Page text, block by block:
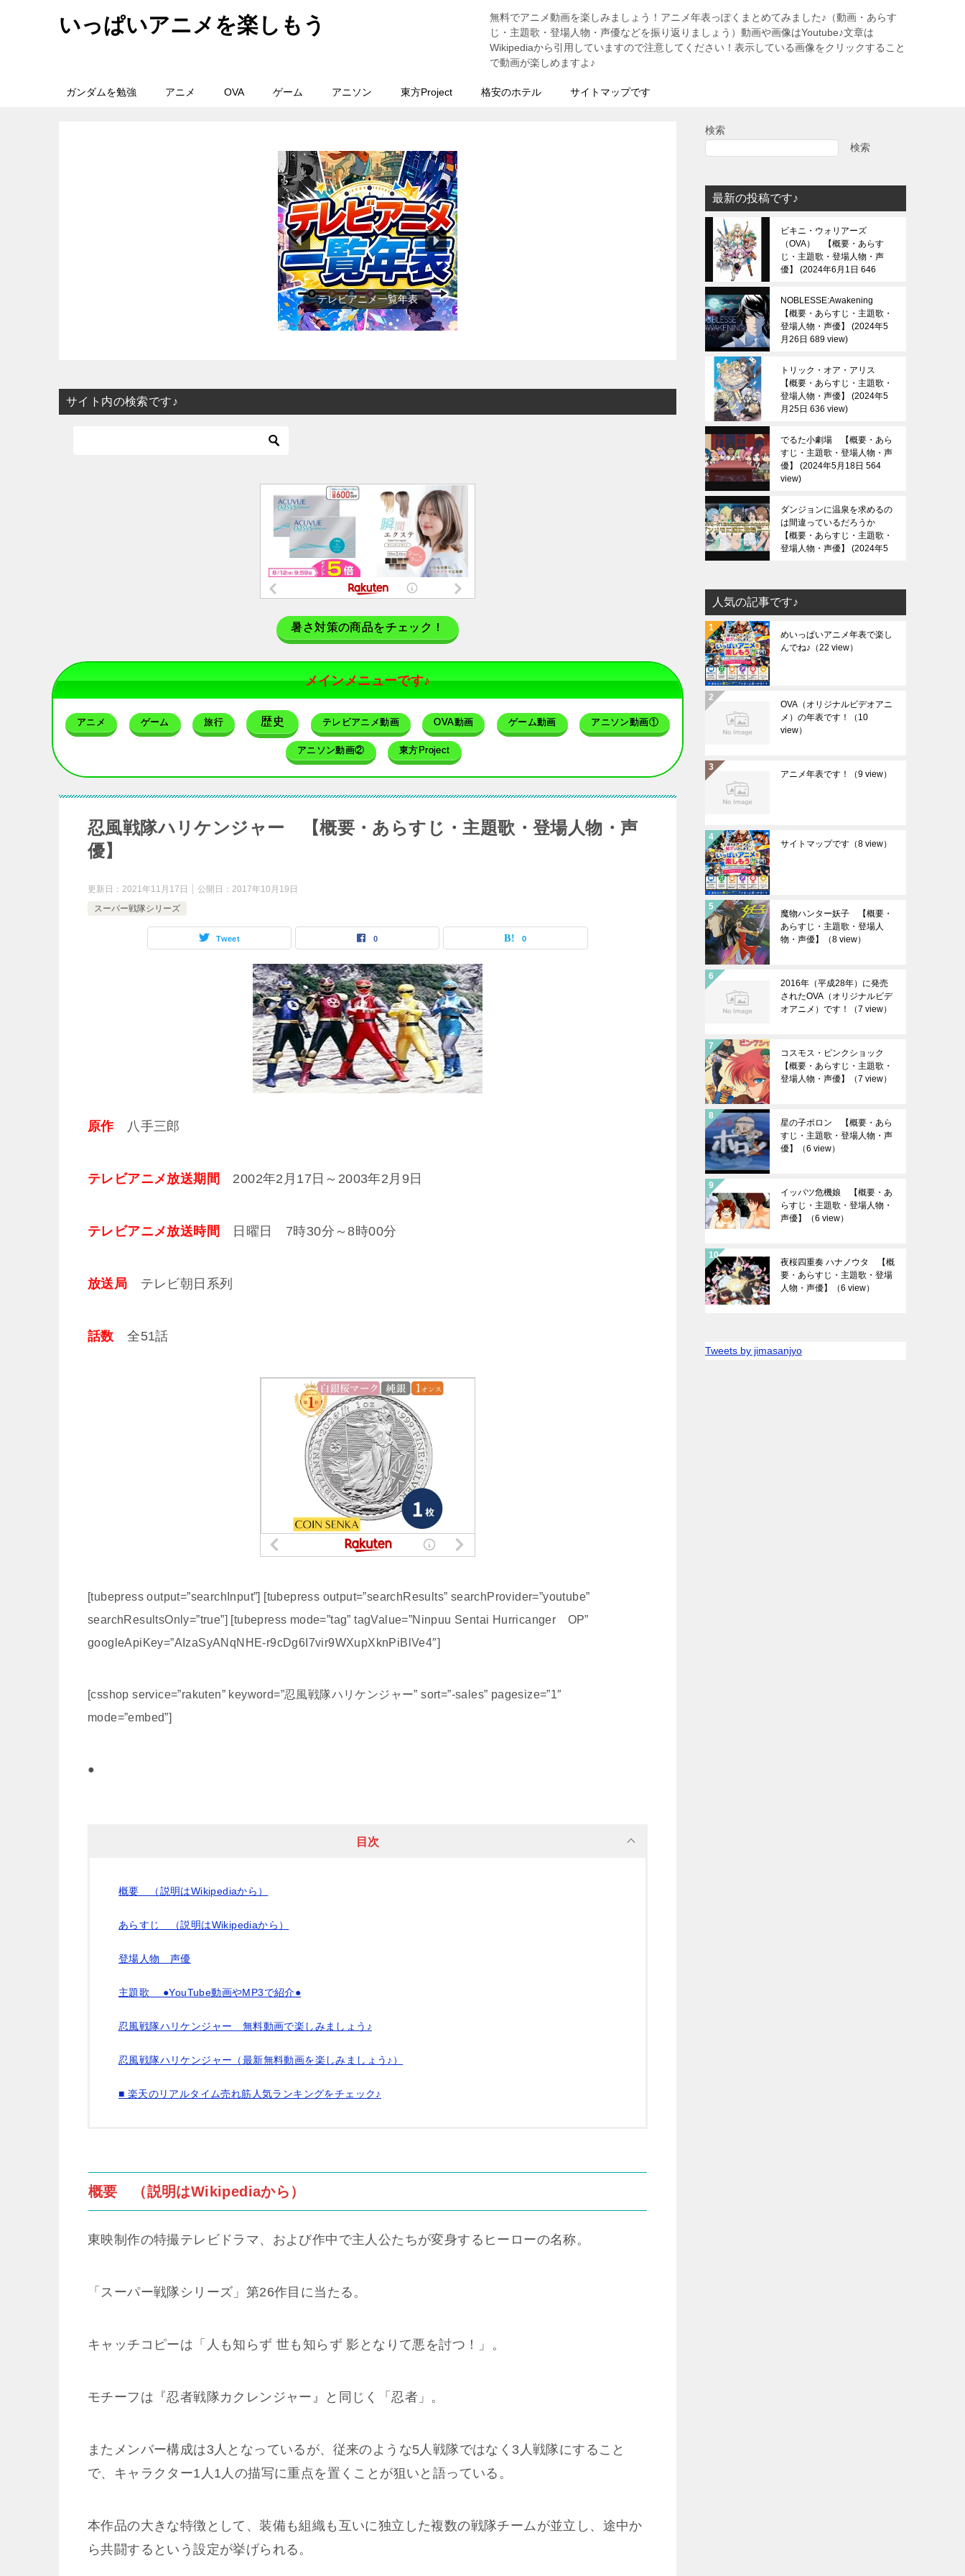
いっぱいアニメを楽しもう
無料でアニメ動画を楽しみましょう！アニメ年表っぽくまとめてみました♪（動画・あらす
じ・主題歌・登場人物・声優などを振り返りましょう）動画や画像はYoutube♪文章は
Wikipediaから引用していますので注意してください！表示している画像をクリックすること
で動画が楽しめますよ♪
ガンダムを勉強 アニメ OVA ゲーム アニソン 東方Project 格安のホテル サイトマップです
ゲーム一覧年表
サイト内の検索です♪
暑さ対策の商品をチェック！
メインメニューです♪
アニメ ゲーム 旅行 歴史 テレビアニメ動画 OVA動画 ゲーム動画 アニソン動画①
アニソン動画② 東方Project
忍風戦隊ハリケンジャー 【概要・あらすじ・主題歌・登場人物・声
優】
更新日： 2021年11月17日 公開日： 2017年10月19日
スーパー戦隊シリーズ
Tweet 0 0
原作八手三郎
テレビアニメ放送期間 2002年2月17日～2003年2月9日
テレビアニメ放送時間 日曜日 7時30分～8時00分
放送局 テレビ朝日系列
話数 全51話
[tubepress output=”searchInput”] [tubepress output=”searchResults” searchProvider=”youtube”
searchResultsOnly=”true”] [tubepress mode=”tag” tagValue=”Ninpuu Sentai Hurricanger OP”
googleApiKey=”AIzaSyANqNHE-r9cDg6I7vir9WXupXknPiBlVe4″]
[csshop service=”rakuten” keyword=”忍風戦隊ハリケンジャー” sort=”-sales” pagesize=”1″
mode=”embed”]
●
目次
概要 （説明はWikipediaから）
あらすじ （説明はWikipediaから）
登場人物 声優
主題歌 ●YouTube動画やMP3で紹介●
忍風戦隊ハリケンジャー 無料動画で楽しみましょう♪
忍風戦隊ハリケンジャー（最新無料動画を楽しみましょう♪）
■ 楽天のリアルタイム売れ筋人気ランキングをチェック♪
概要 （説明はWikipediaから）
東映制作の特撮テレビドラマ、および作中で主人公たちが変身するヒーローの名称。
「スーパー戦隊シリーズ」第26作目に当たる。
キャッチコピーは「人も知らず 世も知らず 影となりて悪を討つ！」。
モチーフは『忍者戦隊カクレンジャー』と同じく「忍者」。
またメンバー構成は3人となっているが、従来のような5人戦隊ではなく3人戦隊にすること
で、キャラクター1人1人の描写に重点を置くことが狙いと語っている。
本作品の大きな特徴として、装備も組織も互いに独立した複数の戦隊チームが並立し、途中か
ら共闘するという設定が挙げられる。
検索
検索
最新の投稿です♪
ビキニ・ウォリアーズ
（OVA） 【概要・あらす
じ・主題歌・登場人物・声
優】
2024年6月1日 646
NOBLESSE:Awakening
【概要・あらすじ・主題歌・
登場人物・声優】
2024年5
月26日 689 view
トリック・オア・アリス
【概要・あらすじ・主題歌・
登場人物・声優】
2024年5
月25日 636 view
でるた小劇場 【概要・あら
すじ・主題歌・登場人物・声
優】
2024年5月18日 564
view
ダンジョンに温泉を求めるの
は間違っているだろうか
【概要・あらすじ・主題歌・
登場人物・声優】
2024年5
人気の記事です♪
めいっぱいアニメ年表で楽し
んでね♪ （22 view）
OVA（オリジナルビデオアニ
メ）の年表です！
（10
view）
アニメ年表です！ （9 view）
サイトマップです （8 view）
魔物ハンター妖子 【概要・
あらすじ・主題歌・登場人
物・声優】
（8 view）
2016年（平成28年）に発売
されたOVA（オリジナルビデ
オアニメ）です！
（7 view）
コスモス・ピンクショック
【概要・あらすじ・主題歌・
登場人物・声優】
（7 view）
星の子ポロン 【概要・あら
すじ・主題歌・登場人物・声
優】
（6 view）
イッパツ危機娘 【概要・あ
らすじ・主題歌・登場人物・
声優】
（6 view）
夜桜四重奏 ハナノウタ 【概
要・あらすじ・主題歌・登場
人物・声優】
（6 view）
Tweets by jimasanjyo